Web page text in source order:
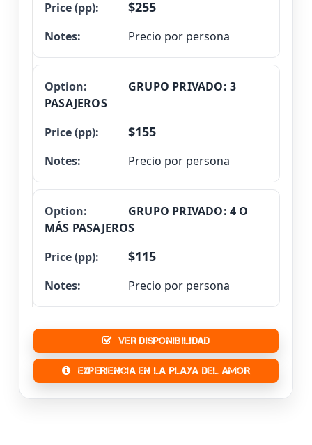
$255
Precio por persona
GRUPO PRIVADO: 3
PASAJEROS
$155
Precio por persona
GRUPO PRIVADO: 4 O
MÁS PASAJEROS
$115
Precio por persona
VER DISPONIBILIDAD
EXPERIENCIA EN LA PLAYA DEL AMOR